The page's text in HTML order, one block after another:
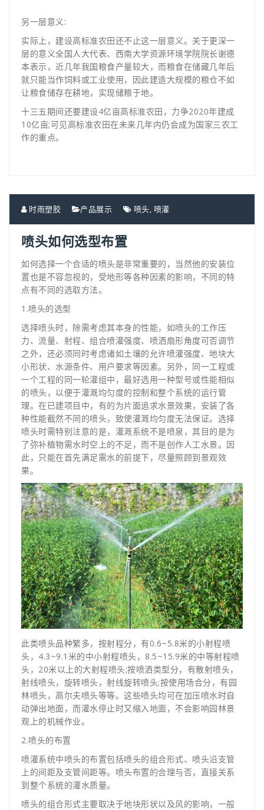
另一层意义:
实际上，建设高标准农田还不止这一层意义。关于更深一
层的意义全国人大代表、西南大学资源环境学院院长谢德
本表示，近几年我国粮食产量较大，而粮食在储藏几年后
就只能当作饲料或工业使用，因此建造大规模的粮仓不如
让粮食储存在耕地，实现储粮于地。
十三五期间还要建设4亿亩高标准农田，力争2020年建成
10亿亩;可见高标准农田在未来几年内仍会成为国家三农工
作的重点。
时雨塑胶 产品展示 喷头, 喷灌
喷头如何选型布置
如何选择一个合适的喷头是非常重要的，当然他的安装位
置也是不容忽视的，受地形等各种因素的影响，不同的特
点有不同的选取方法。
1.喷头的选型
选择喷头时，除需考虑其本身的性能，如喷头的工作压
力、流量、射程、组合喷灌强度、喷洒扇形角度可否调节
之外，还必须同时考虑诸如土壤的允许喷灌强度、地块大
小形状、水源条件、用户要求等因素。另外，同一工程或
一个工程的同一轮灌组中，最好选用一种型号或性能相似
的喷头，以便于灌溉均匀度的控制和整个系统的运行管
理。在已建项目中，有的为片面追求水景效果，安装了各
种性能截然不同的喷头，致使灌溉均匀度无法保证。选择
喷头时需特别注意的是，灌溉系统不是喷泉，其目的是为
了弥补植物需水时空上的不足，而不是创作人工水景。因
此，只能在首先满足需水的前提下，尽量照顾到景观效
果。
此类喷头品种繁多，按射程分，有0.6~5.8米的小射程喷
头，4.3~9.1米的中小射程喷头，8.5~15.9米的中等射程喷
头，20米以上的大射程喷头;按喷洒类型分，有散射喷头，
射线喷头，旋转喷头，射线旋转喷头;按使用场合分，有园
林喷头，高尔夫喷头等等。这些喷头均可在加压喷水时自
动弹出地面，而灌水停止时又缩入地面，不会影响园林景
观上的机械作业。
2.喷头的布置
喷灌系统中喷头的布置包括喷头的组合形式、喷头沿支管
上的间距及支管间距等。喷头布置的合理与否，直接关系
到整个系统的灌水质量。
喷头的组合形式主要取决于地块形状以及风的影响，一般